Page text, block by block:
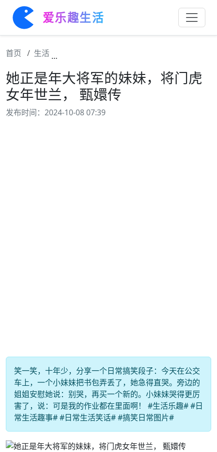
爱乐趣生活
首页 生活
她正是年大将军的妹妹，将门虎
女年世兰， 甄嬛传
发布时间：2024-10-08 07:39
笑一笑，十年少，分享一个日常搞笑段子：今天在公交
车上，一个小妹妹把书包弄丢了，她急得直哭。旁边的
姐姐安慰她说：别哭，再买一个新的。小妹妹哭得更厉
害了，说：可是我的作业都在里面啊！ #生活乐趣# #日
常生活趣事# #日常生活笑话# #搞笑日常图片#